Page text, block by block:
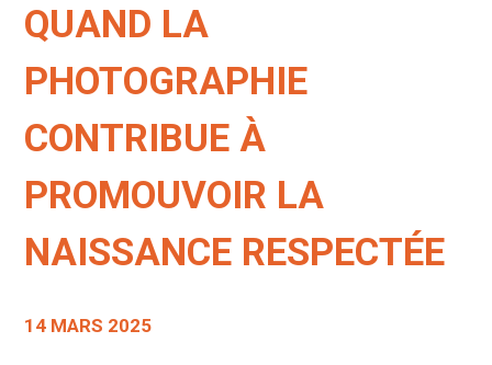
QUAND LA
PHOTOGRAPHIE
CONTRIBUE À
PROMOUVOIR LA
NAISSANCE RESPECTÉE
14 MARS 2025